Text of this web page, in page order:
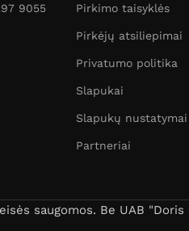
9055 Pirkimo taisyklės
Pirkėjų atsiliepimai
Privatumo politika
Slapukai
Slapukų nustatymai
Partneriai
saugomos. Be UAB